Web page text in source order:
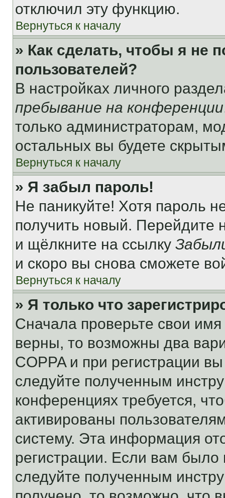
отключил эту функцию.
Вернуться к началу
» Как сделать, чтобы я не
пользователей?
В настройках личного
пребывание на конференции
только администраторам,
остальных вы будете
Вернуться к началу
» Я забыл пароль!
Не паникуйте! Хотя пароль
получить новый. Перейдите
и щёлкните на ссылку
и скоро вы снова сможете
Вернуться к началу
» Я только что
Сначала проверьте свои
верны, то возможны два
COPPA и при регистрации
следуйте полученным
конференциях требуется,
активированы
систему. Эта информация
регистрации. Если вам
следуйте полученным